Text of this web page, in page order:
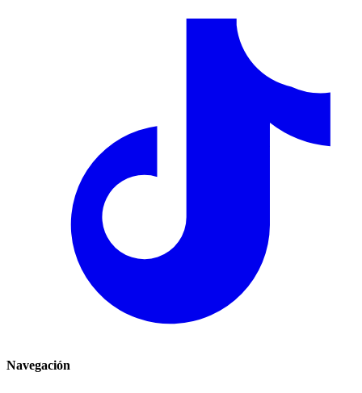
Navegación